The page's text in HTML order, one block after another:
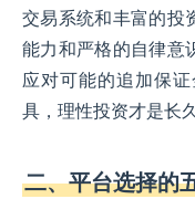
交易系统和丰富的投
能力和严格的自律意
应对可能的追加保
具，理性投资才是长
二、平台选择的